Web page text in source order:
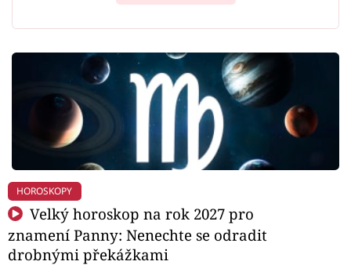
HOROSKOPY
Velký horoskop na rok 2027 pro
znamení Panny: Nenechte se odradit
drobnými překážkami